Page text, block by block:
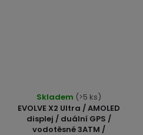
EVOLVE X2 Ultra / AMOLED
displej / duální GPS /
vodotěsné 3ATM /
Skladem (>5 ks)